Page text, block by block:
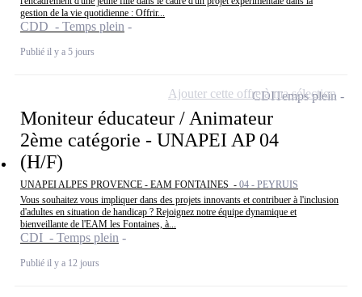
gestion de la vie quotidienne : Offrir...
CDD - Temps plein
Publié il y a 5 jours
Moniteur éducateur / Animateur
2ème catégorie - UNAPEI AP 04
(H/F)
UNAPEI ALPES PROVENCE - EAM FONTAINES - 04 - PEYRUIS
Vous souhaitez vous impliquer dans des projets innovants et contribuer à l'inclusion
d'adultes en situation de handicap ? Rejoignez notre équipe dynamique et
bienveillante de l'EAM les Fontaines, à...
CDI - Temps plein
Publié il y a 12 jours
CDITemps plein
Ajouter cette offre à ma sélection